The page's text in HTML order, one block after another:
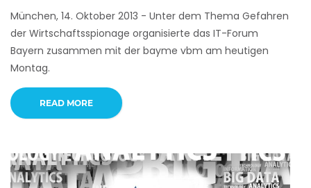
München, 14. Oktober 2013 - Unter dem Thema Gefahren
der Wirtschaftsspionage organisierte das IT-Forum
Bayern zusammen mit der bayme vbm am heutigen
Montag.
READ MORE